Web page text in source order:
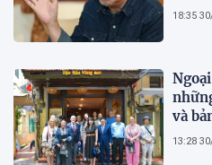
18:35
và
13:28